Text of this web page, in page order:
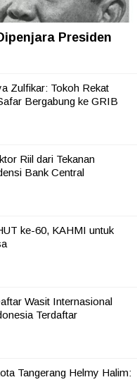
Presiden
Zulfikar: Tokoh Rekat
Bergabung ke GRIB
Riil dari Tekanan
Bank Central
ke-60, KAHMI untuk
Wasit Internasional
Terdaftar
Tangerang Helmy Halim: